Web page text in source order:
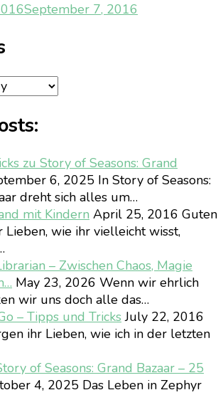
September 7, 2016
zu Story of Seasons: Grand
6, 2025 In Story of Seasons:
dreht sich alles um…
mit Kindern April 25, 2016 Guten
Lieben, wie ihr vielleicht wisst,
– Zwischen Chaos, Magie
May 23, 2026 Wenn wir ehrlich
wir uns doch alle das…
– Tipps und TricksJuly 22, 2016
ihr Lieben, wie ich in der letzten
of Seasons: Grand Bazaar – 25
4, 2025 Das Leben in Zephyr